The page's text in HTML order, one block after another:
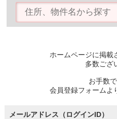
物件を探す
購入TOP
条件から探す
住宅ローン控除シミュレータ
ホームページに掲載
多数ござ
お手数で
会員登録フォームよ
メールアドレス（ログインID）